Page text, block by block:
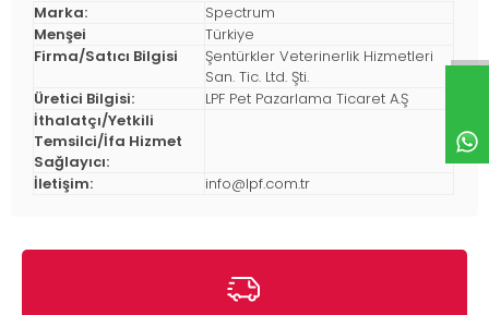
Marka:
Spectrum
Menşei
Türkiye
Firma/Satıcı Bilgisi
Şentürkler Veterinerlik Hizmetleri
San. Tic. Ltd. Şti.
Üretici Bilgisi:
LPF Pet Pazarlama Ticaret A.Ş
İthalatçı/Yetkili
Temsilci/İfa Hizmet
Sağlayıcı:
İletişim:
info@lpf.com.tr